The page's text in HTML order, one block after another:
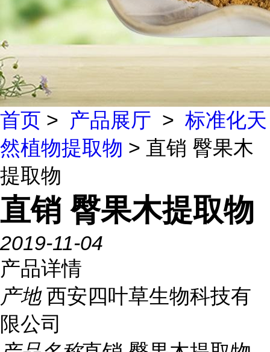
首页 > 产品展厅 > 标准化天
然植物提取物 > 直销 臀果木
提取物
直销 臀果木提取物
2019-11-04
产品详情
产地 西安四叶草生物科技有
限公司